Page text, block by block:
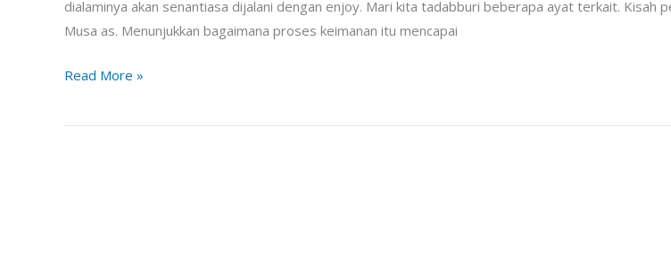
dialaminya akan senantiasa dijalani dengan enjoy. Mari kita tadabburi beberapa ayat terkait. Kisah
Musa as. Menunjukkan bagaimana proses keimanan itu mencapai
Read More »